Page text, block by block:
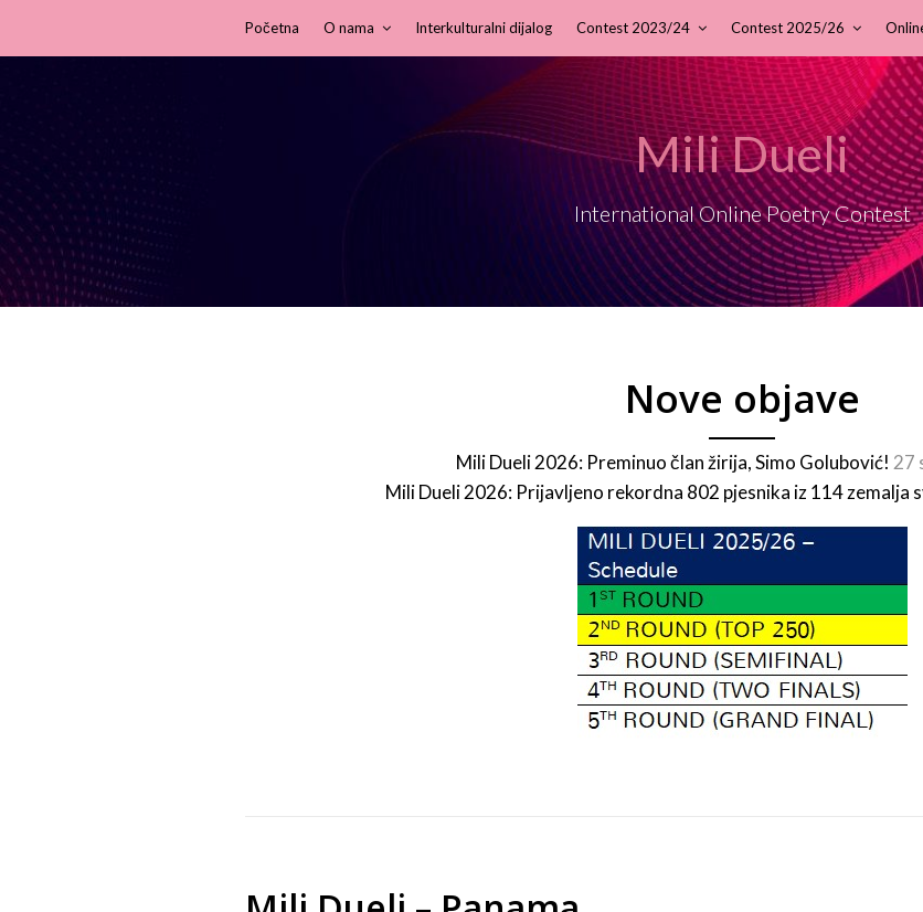
Početna O nama Interkulturalni dijalog Contest 2023/24 Contest 2025/26
Mili Dueli
International Online Poetry Contest
Nove objave
Mili Dueli 2026: Preminuo član žirija, Simo Golubović! 27
Mili Dueli 2026: Prijavljeno rekordna 802 pjesnika iz 114 zemalja